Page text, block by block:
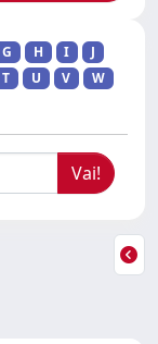
G H I
J
T U V
W